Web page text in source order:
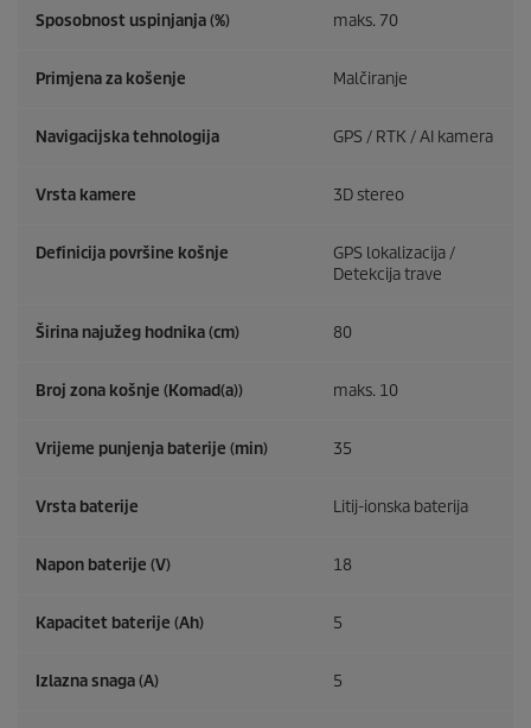
Sposobnost uspinjanja (%) maks. 70
Primjena za košenje Malčiranje
Navigacijska tehnologija GPS / RTK / AI kamera
Vrsta kamere 3D stereo
Definicija površine košnje
GPS lokalizacija /
Detekcija trave
Širina najužeg hodnika (cm) 80
Broj zona košnje (Komad(a)) maks. 10
Vrijeme punjenja baterije (min) 35
Vrsta baterije Litij-ionska baterija
Napon baterije (V) 18
Kapacitet baterije (Ah) 5
Izlazna snaga (A) 5